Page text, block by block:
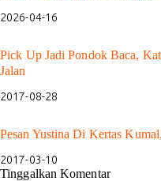
2026-04-16
Pick Up Jadi Pondok Baca,
Jalan
2017-08-28
Pesan Yustina Di Kertas
2017-03-10
Tinggalkan Komentar